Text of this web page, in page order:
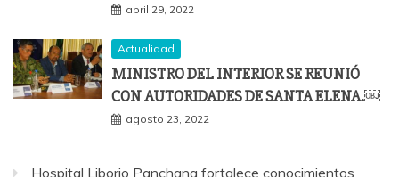
abril 29, 2022
Actualidad
MINISTRO DEL INTERIOR SE REUNIÓ
CON AUTORIDADES DE SANTA ELENA.￼
agosto 23, 2022
Hospital Liborio Panchana fortalece conocimientos